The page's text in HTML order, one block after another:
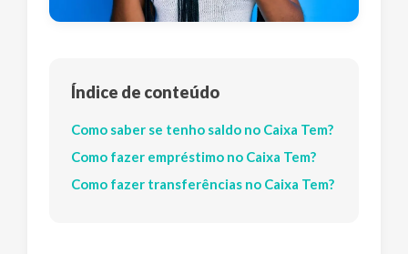
Índice de conteúdo
Como saber se tenho saldo no Caixa Tem?
Como fazer empréstimo no Caixa Tem?
Como fazer transferências no Caixa Tem?